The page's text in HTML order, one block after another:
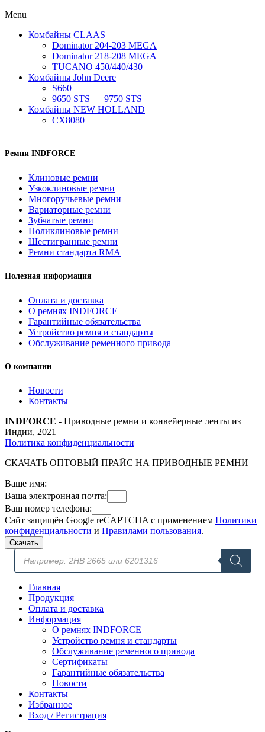
Menu
Комбайны CLAAS
Dominator 204-203 MEGA
Dominator 218-208 MEGA
TUCANO 450/440/430
Комбайны John Deere
S660
9650 STS — 9750 STS
Комбайны NEW HOLLAND
CX8080
Ремни INDFORCE
Клиновые ремни
Узкоклиновые ремни
Многоручьевые ремни
Вариаторные ремни
Зубчатые ремни
Поликлиновые ремни
Шестигранные ремни
Ремни стандарта RMA
Полезная информация
Оплата и доставка
О ремнях INDFORCE
Гарантийные обязательства
Устройство ремня и стандарты
Обслуживание ременного привода
О компании
Новости
Контакты
INDFORCE - Приводные ремни и конвейерные ленты из
Индии, 2021
Политика конфиденциальности
СКАЧАТЬ ОПТОВЫЙ ПРАЙС НА ПРИВОДНЫЕ РЕМНИ
Ваше имя:
Ваша электронная почта:
Ваш номер телефона:
Сайт защищён Google reCAPTCHA с применением Политики
конфиденциальности и Правилами пользования.
Скачать
Поиск
товаров
Главная
Продукция
Оплата и доставка
Информация
О ремнях INDFORCE
Устройство ремня и стандарты
Обслуживание ременного привода
Сертификаты
Гарантийные обязательства
Новости
Контакты
Избранное
Вход / Регистрация